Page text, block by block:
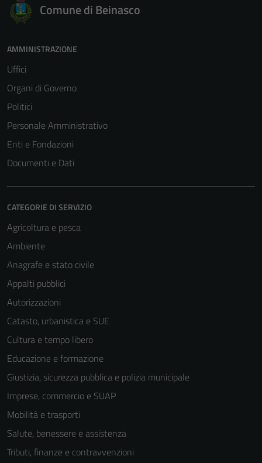
Comune di Beinasco
AMMINISTRAZIONE
Uffici
Organi di Governo
Politici
Personale Amministrativo
Enti e Fondazioni
Documenti e Dati
CATEGORIE DI SERVIZIO
Agricoltura e pesca
Ambiente
Anagrafe e stato civile
Appalti pubblici
Autorizzazioni
Catasto, urbanistica e SUE
Cultura e tempo libero
Educazione e formazione
Giustizia, sicurezza pubblica e polizia municipale
Imprese, commercio e SUAP
Mobilità e trasporti
Salute, benessere e assistenza
Tributi, finanze e contravvenzioni
Questi cookie